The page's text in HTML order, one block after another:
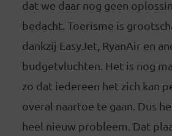
dat we daar nog geen
bedacht. Toerisme is
dankzij EasyJet, RyanAir en
budgetvluchten. Het is nog
zo dat iedereen het zich kan
overal naartoe te gaan. Dus
heel nieuw probleem. Dat